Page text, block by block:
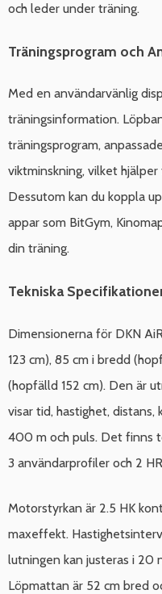
och leder under träning.
Träningsprogram och
Med en användarvänlig
träningsinformation.
träningsprogram,
viktminskning, vilket
Dessutom kan du koppla
appar som BitGym,
din träning.
Tekniska
Dimensionerna för DKN
123 cm), 85 cm i bredd
(hopfälld 152 cm). Den är
visar tid, hastighet,
400 m och puls. Det finns
3 användarprofiler och 2
Motorstyrkan är 2.5 HK
maxeffekt.
lutningen kan justeras i 20
Löpmattan är 52 cm bred